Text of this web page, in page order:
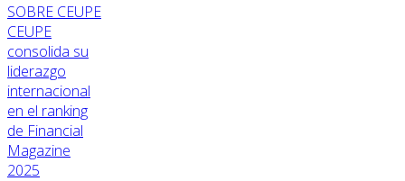
SOBRE CEUPE
CEUPE
consolida su
liderazgo
internacional
en el ranking
de Financial
Magazine
2025